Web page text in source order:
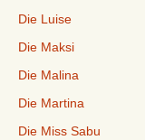
Die Luise
Die Maksi
Die Malina
Die Martina
Die Miss Sabu